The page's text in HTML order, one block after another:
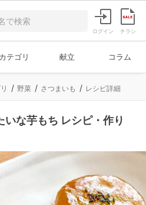
ログイン チラシ
カテゴリ 献立 コラム
野菜 さつまいも レシピ詳細
いな芋もち レシピ・作り